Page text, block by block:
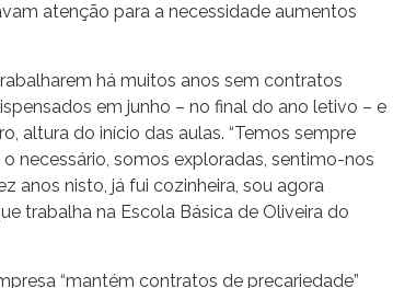
atenção para a necessidade aumentos
há muitos anos sem contratos
em junho – no final do ano letivo – e
altura do início das aulas. “Temos sempre
necessário, somos exploradas, sentimo-nos
anos nisto, já fui cozinheira, sou agora
trabalha na Escola Básica de Oliveira do
“mantém contratos de precariedade”